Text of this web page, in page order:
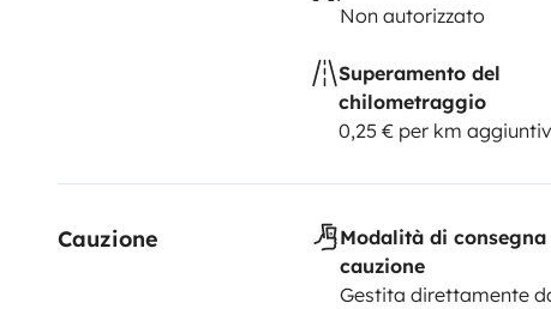
Non autorizzato
Superamento del
chilometraggio
0,25 € per km
Cauzione
Modalità di
cauzione
Gestita direttamente